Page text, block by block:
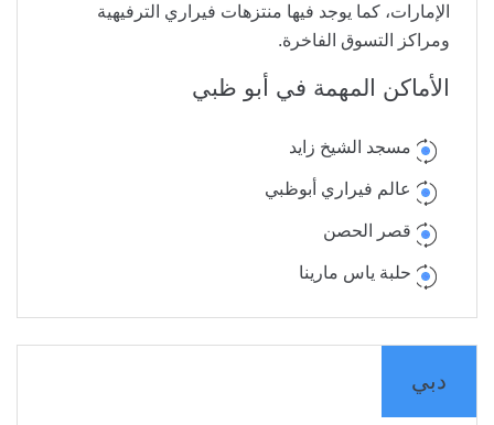
الإمارات، كما يوجد فيها منتزهات فيراري الترفيهية
ومراكز التسوق الفاخرة.
الأماكن المهمة في أبو ظبي
مسجد الشيخ زايد
عالم فيراري أبوظبي
قصر الحصن
حلبة ياس مارينا
دبي